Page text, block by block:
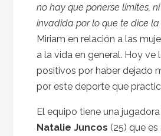
no hay que ponerse límites,
invadida por lo que te dice
Miriam en relación a las
a la vida en general. Hoy ve
positivos por haber dejado
por este deporte que
El equipo tiene una
Natalie Juncos (25) que es